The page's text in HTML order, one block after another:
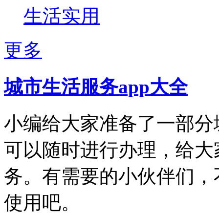
生活实用
更多
城市生活服务app大全
小编给大家准备了一部
可以随时进行办理，给
务。有需要的小伙伴们
使用吧。